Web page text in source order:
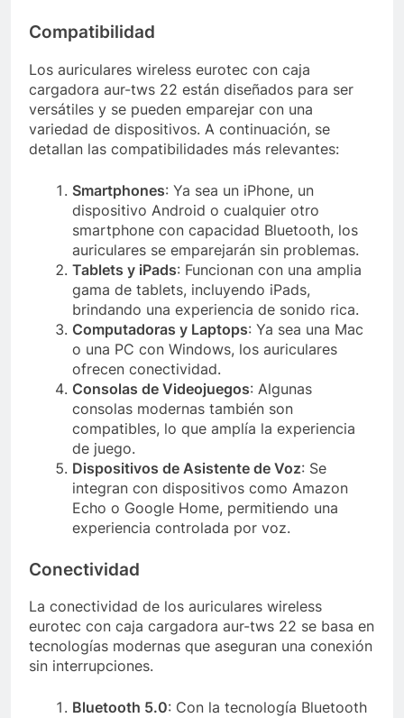
Compatibilidad
Los auriculares wireless eurotec con caja
cargadora aur-tws 22 están diseñados para ser
versátiles y se pueden emparejar con una
variedad de dispositivos. A continuación, se
detallan las compatibilidades más relevantes:
Smartphones: Ya sea un iPhone, un
dispositivo Android o cualquier otro
smartphone con capacidad Bluetooth, los
auriculares se emparejarán sin problemas.
Tablets y iPads: Funcionan con una amplia
gama de tablets, incluyendo iPads,
brindando una experiencia de sonido rica.
Computadoras y Laptops: Ya sea una Mac
o una PC con Windows, los auriculares
ofrecen conectividad.
Consolas de Videojuegos: Algunas
consolas modernas también son
compatibles, lo que amplía la experiencia
de juego.
Dispositivos de Asistente de Voz: Se
integran con dispositivos como Amazon
Echo o Google Home, permitiendo una
experiencia controlada por voz.
Conectividad
La conectividad de los auriculares wireless
eurotec con caja cargadora aur-tws 22 se basa en
tecnologías modernas que aseguran una conexión
sin interrupciones.
Bluetooth 5.0: Con la tecnología Bluetooth